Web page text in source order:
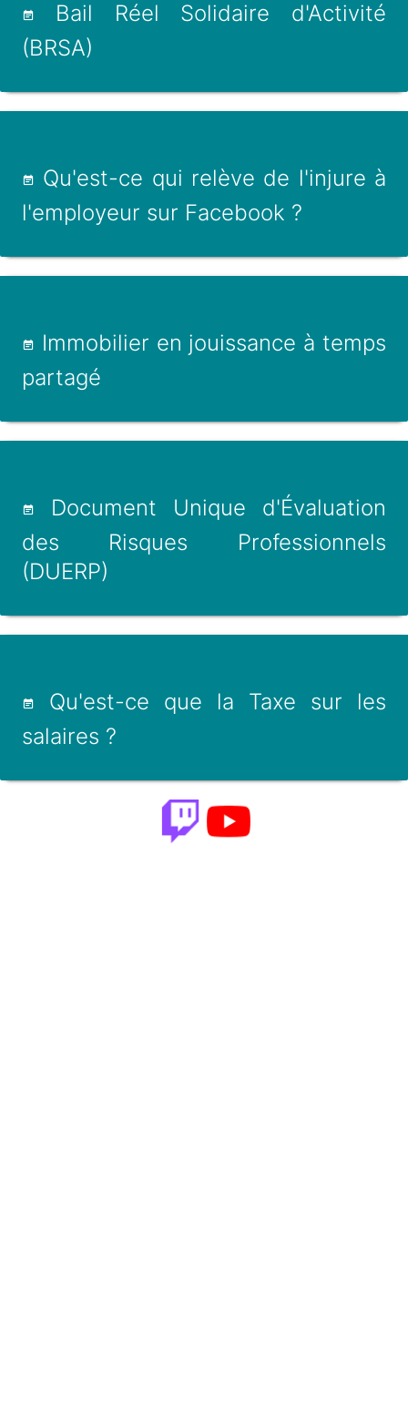
Bail Réel Solidaire d'Activité
(BRSA)
Qu'est-ce qui relève de l'injure à
l'employeur sur Facebook ?
Immobilier en jouissance à temps
partagé
Document Unique d'Évaluation
des Risques Professionnels
(DUERP)
Qu'est-ce que la Taxe sur les
salaires ?